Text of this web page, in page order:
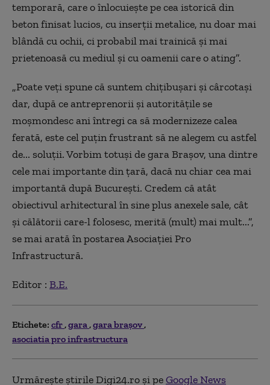
temporară, care o înlocuieşte pe cea istorică din
beton finisat lucios, cu inserţii metalice, nu doar mai
blândă cu ochii, ci probabil mai trainică şi mai
prietenoasă cu mediul şi cu oamenii care o ating”.
„Poate veţi spune că suntem chiţibuşari şi cârcotaşi
dar, după ce antreprenorii şi autorităţile se
moşmondesc ani întregi ca să modernizeze calea
ferată, este cel puţin frustrant să ne alegem cu astfel
de... soluţii. Vorbim totuşi de gara Braşov, una dintre
cele mai importante din ţară, dacă nu chiar cea mai
importantă după Bucureşti. Credem că atât
obiectivul arhitectural în sine plus anexele sale, cât
şi călătorii care-l folosesc, merită (mult) mai mult...”,
se mai arată în postarea Asociaţiei Pro
Infrastructură.
Editor : B.E.
Etichete: cfr gara gara braşov
asociatia pro infrastructura
Urmărește știrile Digi24.ro și peGoogle News